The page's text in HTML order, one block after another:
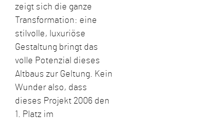
zeigt sich die ganze
Transformation: eine
stilvolle, luxuriöse
Gestaltung bringt das
volle Potenzial dieses
Altbaus zur Geltung. Kein
Wunder also, dass
dieses Projekt 2006 den
1. Platz im